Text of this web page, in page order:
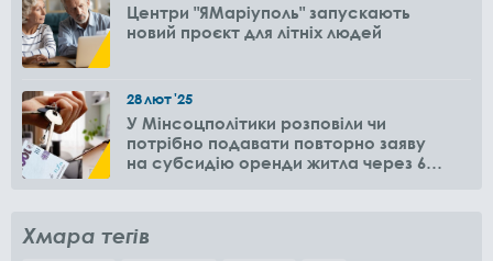
Центри "ЯМаріуполь" запускають
новий проєкт для літніх людей
28лют'25
У Мінсоцполітики розповіли чи
потрібно подавати повторно заяву
на субсидію оренди житла через 6
Хмара тегів